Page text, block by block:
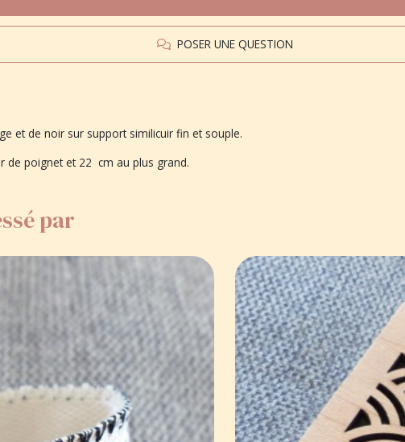
POSER UNE QUESTION
et de noir sur support similicuir fin et souple.
de poignet et 22 cm au plus grand.
par